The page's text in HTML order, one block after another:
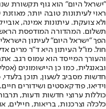
"ישראל היום" הוא גוף תקשורת
ראוי לעיתונות טובה יותר,
ולא צועקת. עיתונות אמינה,
הפך "ישראל היום" לעיתון
חול. מו"ל העיתון היא ד"ר מרים
והעורך המייסד הוא עמוס רגב.
חדשות מסביב לשעון, תוכן בלעדי,
וידיאו, פודקאסטים ושידורים
כוללות ערוצי חדשות ודעות,